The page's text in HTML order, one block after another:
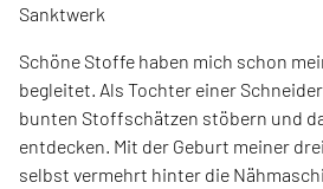
Sanktwerk
Schöne Stoffe haben mich schon
begleitet. Als Tochter einer
bunten Stoffschätzen stöbern und
entdecken. Mit der Geburt meiner
selbst vermehrt hinter die